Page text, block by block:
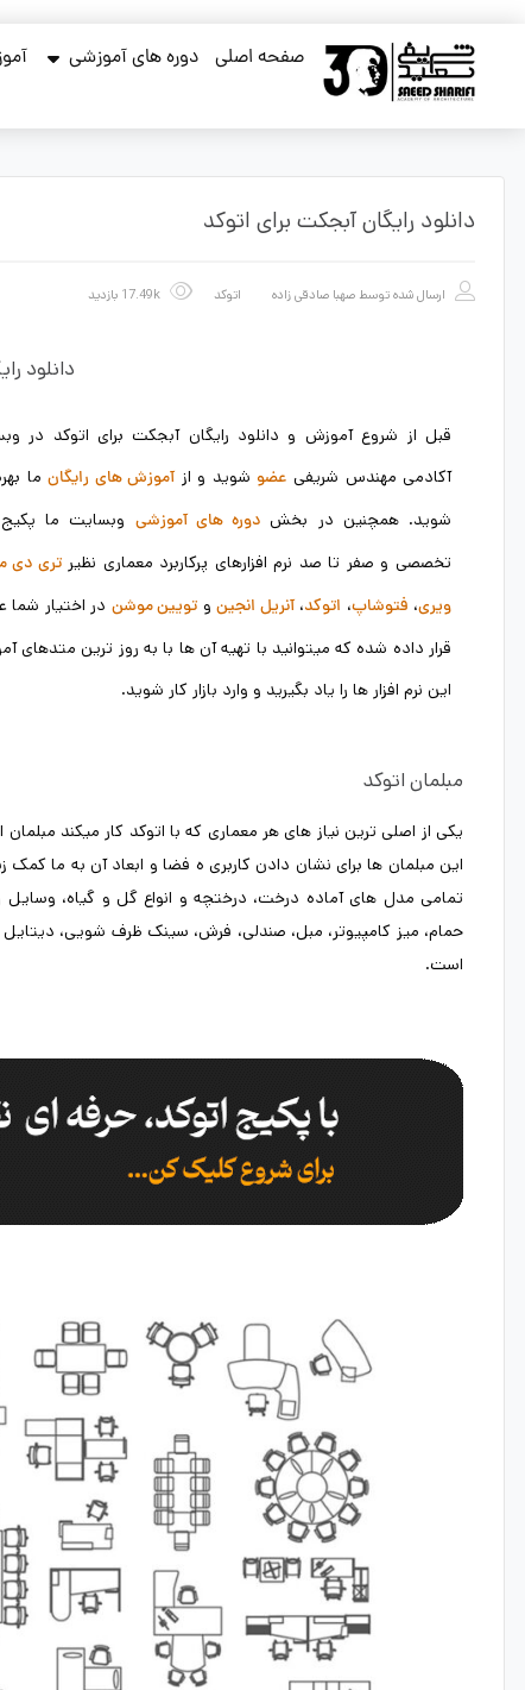
صفحه اصلی دوره های آموزشی
دانلود رایگان آبجکت برای اتوکد
ارسال شده توسط صهبا صادقی زاده اتوکد
دانلود
قبل از شروع آموزش و دانلود رایگان آبجکت برای اتوکد در
آکادمی مهندس شریفی عضو شوید و ازآموزش های رایگانما
شوید. همچنین در بخش دوره های آموزشی وبسایت ما
تخصصی و صفر تا صد نرم افزارهای پرکاربرد معماری نظیرتری دی
ویری، فتوشاپ، اتوکد،آنریل انجین و تویین موشن در اختیار شما
قرار داده شده که میتوانید با تهیه آن ها با به روز ترین متدهای
این نرم افزار ها را یاد بگیرید و وارد بازار کار شوید.
مبلمان اتوکد
یکی از اصلی ترین نیاز های هر معماری که با اتوکد کار میکند
این مبلمان ها برای نشان دادن کاربری ه فضا و ابعاد آن به ما
تمامی مدل های آماده درخت، درختچه و انواع گل و گیاه، وسایل
حمام، میز کامپیوتر، مبل، صندلی، فرش، سینک ظرف شویی،
است.